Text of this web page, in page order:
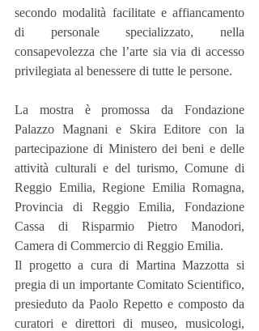
secondo modalità facilitate e affiancamento
di personale specializzato, nella
consapevolezza che l’arte sia via di accesso
privilegiata al benessere di tutte le persone.
La mostra è promossa da Fondazione
Palazzo Magnani e Skira Editore con la
partecipazione di Ministero dei beni e delle
attività culturali e del turismo, Comune di
Reggio Emilia, Regione Emilia Romagna,
Provincia di Reggio Emilia, Fondazione
Cassa di Risparmio Pietro Manodori,
Camera di Commercio di Reggio Emilia.
Il progetto a cura di Martina Mazzotta si
pregia di un importante Comitato Scientifico,
presieduto da Paolo Repetto e composto da
curatori e direttori di museo, musicologi,